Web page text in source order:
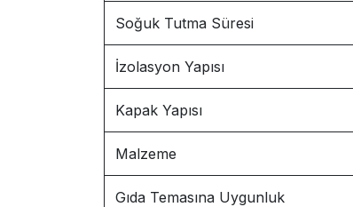
Soğuk Tutma Süresi
İzolasyon Yapısı
Kapak Yapısı
Malzeme
Gıda Temasına Uygunluk